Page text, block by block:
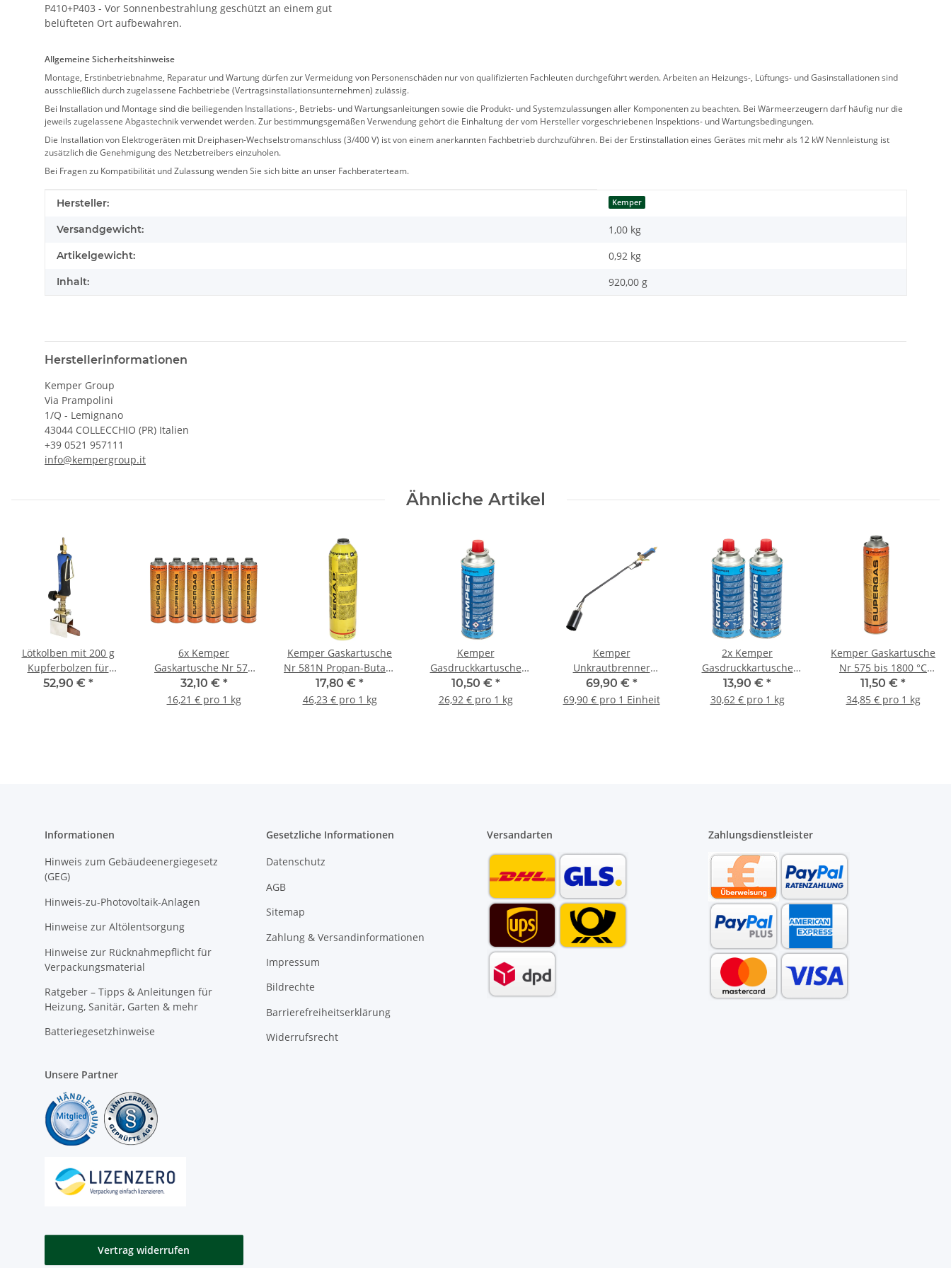
P410+P403 - Vor Sonnenbestrahlung geschützt an einem gut
belüfteten Ort aufbewahren.
Allgemeine Sicherheitshinweise
Montage, Erstinbetriebnahme, Reparatur und Wartung dürfen zur Vermeidung von Personenschäden nur von qualifizierten Fachleuten durchgeführt werden. Arbeiten an Heizungs-, Lüftungs- und Gasinstallationen sind
ausschließlich durch zugelassene Fachbetriebe (Vertragsinstallationsunternehmen) zulässig.
Bei Installation und Montage sind die beiliegenden Installations-, Betriebs- und Wartungsanleitungen sowie die Produkt- und Systemzulassungen aller Komponenten zu beachten. Bei Wärmeerzeugern darf häufig nur die
jeweils zugelassene Abgastechnik verwendet werden. Zur bestimmungsgemäßen Verwendung gehört die Einhaltung der vom Hersteller vorgeschriebenen Inspektions- und Wartungsbedingungen.
Die Installation von Elektrogeräten mit Dreiphasen-Wechselstromanschluss (3/400 V) ist von einem anerkannten Fachbetrieb durchzuführen. Bei der Erstinstallation eines Gerätes mit mehr als 12 kW Nennleistung ist
zusätzlich die Genehmigung des Netzbetreibers einzuholen.
Bei Fragen zu Kompatibilität und Zulassung wenden Sie sich bitte an unser Fachberaterteam.
Produkteigenschaft
Wert
Hersteller: Kemper
Versandgewicht: 1,00 kg
Artikelgewicht: 0,92 kg
Inhalt: 920,00 g
Herstellerinformationen
Kemper Group
Via Prampolini
1/Q - Lemignano
43044 COLLECCHIO (PR) Italien
+39 0521 957111
info@kempergroup.it
Ähnliche Artikel
Lötkolben mit 200 g
Kupferbolzen für
Dachrinnenarbeiten
52,90 € *
6x Kemper
Gaskartusche Nr 575
bis 1800 °C Lötgas 30%
Propan 70% Butan
32,10 € *
16,21 € pro 1 kg
Kemper Gaskartusche
Nr 581N Propan-Butan-
Gasgemisch bis 3.300
°C 750ml 385g
17,80 € *
46,23 € pro 1 kg
Kemper
Gasdruckkartusche
Butan Nr 577
Unkrautbrenner
10,50 € *
26,92 € pro 1 kg
Kemper
Unkrautbrenner
Unkrautvernichter
Schweißbrenner mit
69,90 € *
69,90 € pro 1 Einheit
2x Kemper
Gasdruckkartusche
Butan Nr 577
Unkrautbrenner
13,90 € *
30,62 € pro 1 kg
Kemper Gaskartusche
Nr 575 bis 1800 °C
Lötgas 30% Propan 70%
Butan 600ml 330g
11,50 € *
34,85 € pro 1 kg
Informationen
Hinweis zum Gebäudeenergiegesetz
(GEG)
Hinweis-zu-Photovoltaik-Anlagen
Hinweise zur Altölentsorgung
Hinweise zur Rücknahmepflicht für
Verpackungsmaterial
Ratgeber – Tipps & Anleitungen für
Heizung, Sanitär, Garten & mehr
Batteriegesetzhinweise
Gesetzliche Informationen
Datenschutz
AGB
Sitemap
Zahlung & Versandinformationen
Impressum
Bildrechte
Barrierefreiheitserklärung
Widerrufsrecht
Versandarten Zahlungsdienstleister
Unsere Partner
Vertrag widerrufen